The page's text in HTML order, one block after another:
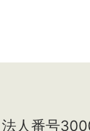
法人番号